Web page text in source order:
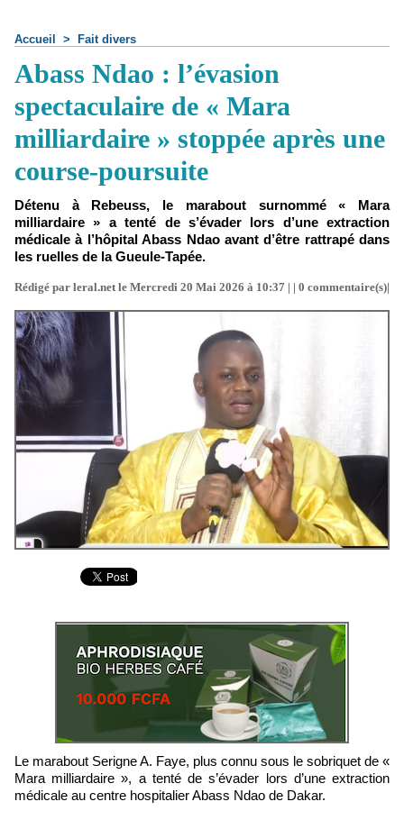
Accueil > Fait divers
Abass Ndao : l’évasion
spectaculaire de « Mara
milliardaire » stoppée après une
course-poursuite
Détenu à Rebeuss, le marabout surnommé « Mara
milliardaire » a tenté de s’évader lors d’une extraction
médicale à l’hôpital Abass Ndao avant d’être rattrapé dans
les ruelles de la Gueule-Tapée.
Rédigé par leral.net le Mercredi 20 Mai 2026 à 10:37 | | 0 commentaire(s)|
Le marabout Serigne A. Faye, plus connu sous le sobriquet de «
Mara milliardaire », a tenté de s’évader lors d’une extraction
médicale au centre hospitalier Abass Ndao de Dakar.